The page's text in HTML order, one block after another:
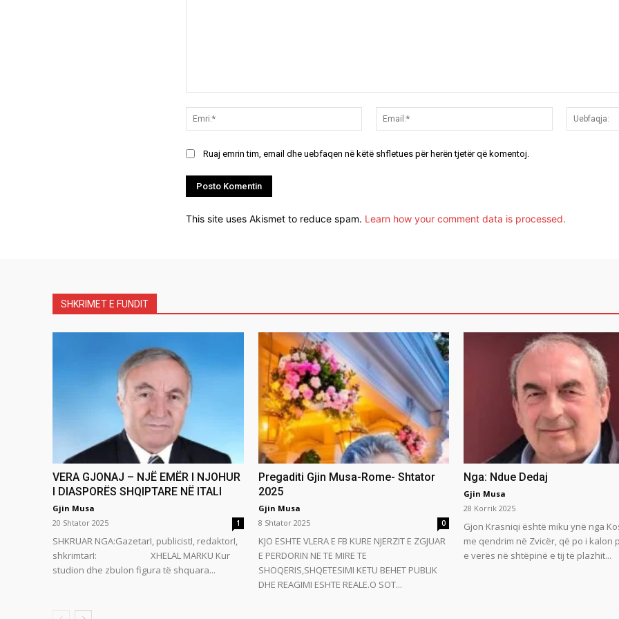
Emri:*
Email:*
Ruaj emrin tim, email dhe uebfaqen në këtë shfletues për herën tjetër që komentoj.
This site uses Akismet to reduce spam. Learn how your comment data is processed.
SHKRIMET E FUNDIT
VERA GJONAJ – NJË EMËR I NJOHUR
I DIASPORËS SHQIPTARE NË ITALI
Gjin Musa
20 Shtator 2025
1
SHKRUAR NGA:GazetarI, publicistI, redaktorI,
shkrimtarI: XHELAL MARKU Kur
studion dhe zbulon figura të shquara...
Pregaditi Gjin Musa-Rome- Shtator
2025
Gjin Musa
8 Shtator 2025
0
KJO ESHTE VLERA E FB KURE NJERZIT E ZGJUAR
E PERDORIN NE TE MIRE TE
SHOQERIS,SHQETESIMI KETU BEHET PUBLIK
DHE REAGIMI ESHTE REALE.O SOT...
Nga: Ndue Dedaj
Gjin Musa
28 Korrik 2025
Gjon Krasniqi është miku ynë nga
me qendrim në Zvicër, që po i kalon
e verës në shtëpinë e tij të plazhit...